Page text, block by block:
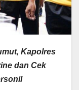
Kapolres
dan Cek